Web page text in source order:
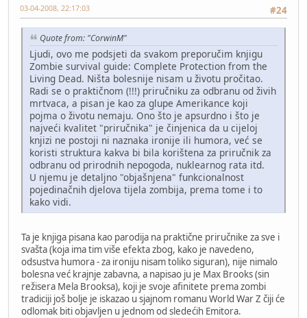
#24
03-04-2008, 22:17:03
Quote from: "CorwinM"
Ljudi, ovo me podsjeti da svakom preporučim knjigu
Zombie survival guide: Complete Protection from the
Living Dead. Ništa bolesnije nisam u životu pročitao.
Radi se o praktičnom (!!!) priručniku za odbranu od živih
mrtvaca, a pisan je kao za glupe Amerikance koji
pojma o životu nemaju. Ono što je apsurdno i što je
najveći kvalitet "priručnika" je činjenica da u cijeloj
knjizi ne postoji ni naznaka ironije ili humora, već se
koristi struktura kakva bi bila korištena za priručnik za
odbranu od prirodnih nepogoda, nuklearnog rata itd.
U njemu je detaljno "objašnjena" funkcionalnost
pojedinačnih djelova tijela zombija, prema tome i to
kako vidi.
Ta je knjiga pisana kao parodija na praktične priručnike za sve i
svašta (koja ima tim više efekta zbog, kako je navedeno,
odsustva humora - za ironiju nisam toliko siguran), nije nimalo
bolesna već krajnje zabavna, a napisao ju je Max Brooks (sin
režisera Mela Brooksa), koji je svoje afinitete prema zombi
tradiciji još bolje je iskazao u sjajnom romanu World War Z čiji će
odlomak biti objavljen u jednom od sledećih Emitora.